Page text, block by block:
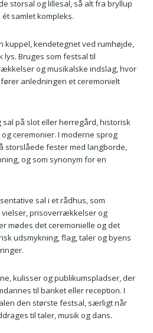
storsal og lillesal, så alt fra bryllup
samlet kompleks.
kuppel, kendetegnet ved rumhøjde,
Bruges som festsal til
og musikalske indslag, hvor
anledningen et ceremonielt
sal på slot eller herregård, historisk
ceremonier. I moderne sprog
storslåede fester med langborde,
og som synonym for en
sal i et rådhus, som
prisoverrækkelser og
mødes det ceremonielle og det
udsmykning, flag, taler og byens
kulisser og publikumspladser, der
til banket eller reception. I
den største festsal, særligt når
til taler, musik og dans.